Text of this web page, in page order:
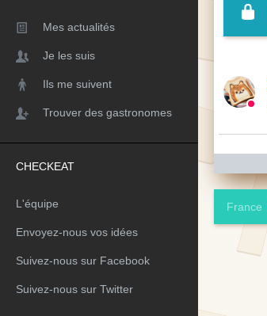
Mes actualités
Je les suis
Ils me suivent
Trouver des gastronomes
CHECKEAT
L'équipe
Envoyez-nous vos idées
Suivez-nous sur Facebook
Suivez-nous sur Twitter
France